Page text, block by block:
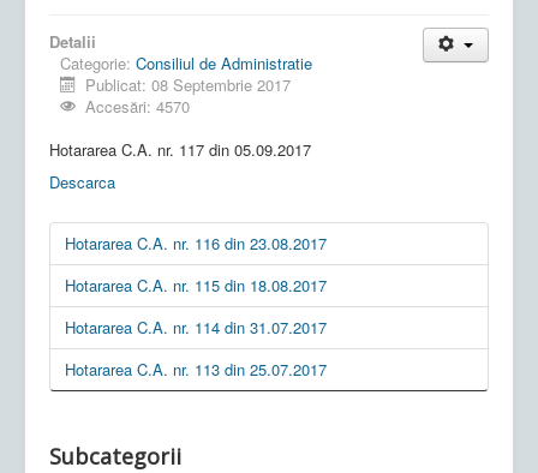
Detalii
Categorie: Consiliul de Administratie
Publicat: 08 Septembrie 2017
Accesări: 4570
Hotararea C.A. nr. 117 din 05.09.2017
Descarca
Hotararea C.A. nr. 116 din 23.08.2017
Hotararea C.A. nr. 115 din 18.08.2017
Hotararea C.A. nr. 114 din 31.07.2017
Hotararea C.A. nr. 113 din 25.07.2017
Subcategorii